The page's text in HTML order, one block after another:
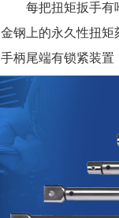
每把扭矩扳手有
钢上的永久性扭矩
手柄尾端有锁紧装置